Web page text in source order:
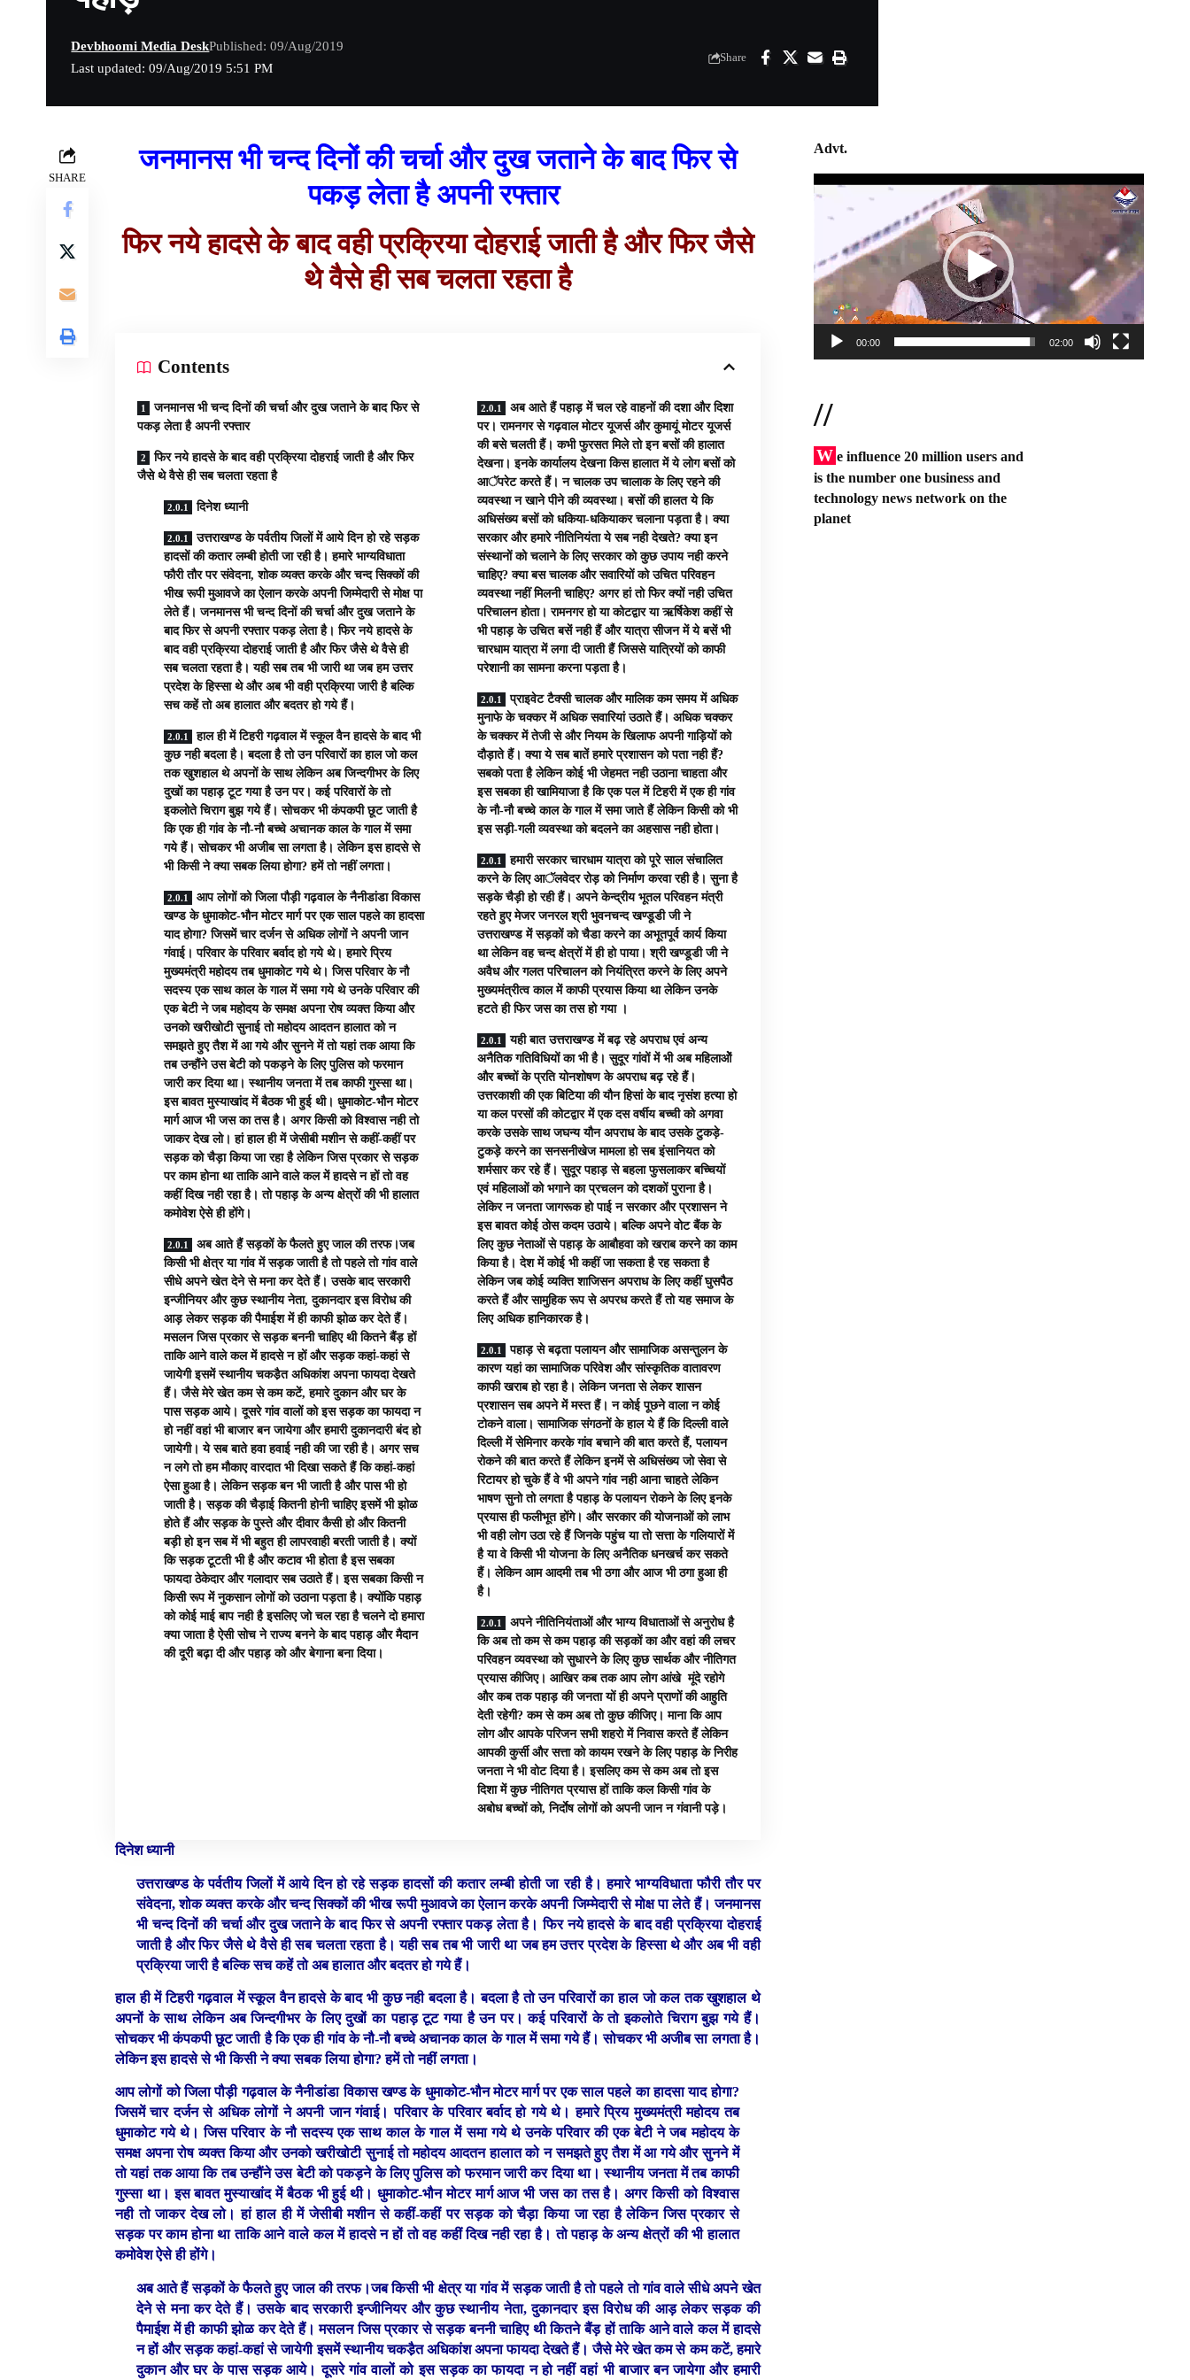
Last updated: 09/Aug/2019 5:51 PM
Devbhoomi Media DeskPublished: 09/Aug/2019
Share
SHARE
जनमानस भी चन्द दिनों की चर्चा और दुख जताने के बाद फिर से
पकड़ लेता हैअपनी रफ्तार
फिर नये हादसे के बाद वही प्रक्रिया दोहराई जाती है और फिर जैसे
थे वैसे ही सब चलता रहता है
Contents
जनमानस भी चन्द दिनों की चर्चा और दुख जताने के बाद फिर से
पकड़ लेता है अपनी रफ्तार
फिर नये हादसे के बाद वही प्रक्रिया दोहराई जाती है और फिर
जैसे थे वैसे ही सब चलता रहता है
दिनेश ध्यानी
उत्तराखण्ड के पर्वतीय जिलों में आये दिन हो रहे सड़क
हादसों की कतार लम्बी होती जा रही है। हमारे भाग्यविधाता
फौरी तौर पर संवेदना, शोक व्यक्त करके और चन्द सिक्कों की
भीख रूपी मुआवजे का ऐलान करके अपनी जिम्मेदारी से मोक्ष पा
लेते हैं। जनमानस भी चन्द दिनों की चर्चा और दुख जताने के
बाद फिर से अपनी रफ्तार पकड़ लेता है। फिर नये हादसे के
बाद वही प्रक्रिया दोहराई जाती है और फिर जैसे थे वैसे ही
सब चलता रहता है। यही सब तब भी जारी था जब हम उत्तर
प्रदेश के हिस्सा थे और अब भी वही प्रक्रिया जारी है बल्कि
सच कहें तो अब हालात और बदतर हो गये हैं।
हाल ही में टिहरी गढ़वाल में स्कूल वैन हादसे के बाद भी
कुछ नही बदला है। बदला है तो उन परिवारों का हाल जो कल
तक खुशहाल थे अपनों के साथ लेकिन अब जिन्दगीभर के लिए
दुखों का पहाड़ टूट गया है उन पर। कई परिवारों के तो
इकलोते चिराग बुझ गये हैं। सोचकर भी कंपकपी छूट जाती है
कि एक ही गांव के नौ-नौ बच्चे अचानक काल के गाल में समा
गये हैं। सोचकर भी अजीब सा लगता है। लेकिन इस हादसे से
भी किसी ने क्या सबक लिया होगा? हमें तो नहीं लगता।
आप लोगों को जिला पौड़ी गढ़वाल के नैनीडांडा विकास
खण्ड के धुमाकोट-भौन मोटर मार्ग पर एक साल पहले का हादसा
याद होगा? जिसमें चार दर्जन से अधिक लोगों ने अपनी जान
गंवाई। परिवार के परिवार बर्वाद हो गये थे। हमारे प्रिय
मुख्यमंत्री महोदय तब धुमाकोट गये थे। जिस परिवार के नौ
सदस्य एक साथ काल के गाल में समा गये थे उनके परिवार की
एक बेटी ने जब महोदय के समक्ष अपना रोष व्यक्त किया और
उनको खरीखोटी सुनाई तो महोदय आदतन हालात को न
समझते हुए तैश में आ गये और सुनने में तो यहां तक आया कि
तब उन्हौंने उस बेटी को पकड़ने के लिए पुलिस को फरमान
जारी कर दिया था। स्थानीय जनता में तब काफी गुस्सा था।
इस बावत मुस्याखांद में बैठक भी हुई थी। धुमाकोट-भौन मोटर
मार्ग आज भी जस का तस है। अगर किसी को विश्वास नही तो
जाकर देख लो। हां हाल ही में जेसीबी मशीन से कहीं-कहीं पर
सड़क को चैड़ा किया जा रहा है लेकिन जिस प्रकार से सड़क
पर काम होना था ताकि आने वाले कल में हादसे न हों तो वह
कहीं दिख नही रहा है। तो पहाड़ के अन्य क्षेत्रों की भी हालात
कमोवेश ऐसे ही होंगे।
अब आते हैं सड़कों के फैलते हुए जाल की तरफ।जब
किसी भी क्षेत्र या गांव में सड़क जाती है तो पहले तो गांव वाले
सीधे अपने खेत देने से मना कर देते हैं। उसके बाद सरकारी
इन्जीनियर और कुछ स्थानीय नेता, दुकानदार इस विरोध की
आड़ लेकर सड़क की पैमाईश में ही काफी झोळ कर देते हैं।
मसलन जिस प्रकार से सड़क बननी चाहिए थी कितने बैंड़ हों
ताकि आने वाले कल में हादसे न हों और सड़क कहां-कहां से
जायेगी इसमें स्थानीय चकडै़त अधिकांश अपना फायदा देखते
हैं। जैसे मेरे खेत कम से कम कटें, हमारे दुकान और घर के
पास सड़क आये। दूसरे गांव वालों को इस सड़क का फायदा न
हो नहीं वहां भी बाजार बन जायेगा और हमारी दुकानदारी बंद हो
जायेगी। ये सब बाते हवा हवाई नही की जा रही है। अगर सच
न लगे तो हम मौकाए वारदात भी दिखा सकते हैं कि कहां-कहां
ऐसा हुआ है। लेकिन सड़क बन भी जाती है और पास भी हो
जाती है। सड़क की चैड़ाई कितनी होनी चाहिए इसमें भी झोळ
होते हैं और सड़क के पुस्ते और दीवार कैसी हो और कितनी
बड़ी हो इन सब में भी बहुत ही लापरवाही बरती जाती है। क्यों
कि सड़क टूटती भी है और कटाव भी होता है इस सबका
फायदा ठेकेदार और गलादार सब उठाते हैं। इस सबका किसी न
किसी रूप में नुकसान लोगों को उठाना पड़ता है। क्योंकि पहाड़
को कोई माई बाप नही है इसलिए जो चल रहा है चलने दो हमारा
क्या जाता है ऐसी सोच ने राज्य बनने के बाद पहाड़ और मैदान
की दूरी बढ़ा दी और पहाड़ को और बेगाना बना दिया।
अब आते हैं पहाड़ में चल रहे वाहनों की दशा और दिशा
पर। रामनगर से गढ़वाल मोटर यूजर्स और कुमायूं मोटर यूजर्स
की बसे चलती हैं। कभी फुरसत मिले तो इन बसों की हालात
देखना। इनके कार्यालय देखना किस हालात में ये लोग बसों को
आॅपरेट करते हैं। न चालक उप चालाक के लिए रहने की
व्यवस्था न खाने पीने की व्यवस्था। बसों की हालत ये कि
अधिसंख्य बसों को धकिया-धकियाकर चलाना पड़ता है। क्या
सरकार और हमारे नीतिनियंता ये सब नही देखते? क्या इन
संस्थानों को चलाने के लिए सरकार को कुछ उपाय नही करने
चाहिए? क्या बस चालक और सवारियों को उचित परिवहन
व्यवस्था नहीं मिलनी चाहिए? अगर हां तो फिर क्यों नही उचित
परिचालन होता। रामनगर हो या कोटद्वार या ऋर्षिकेश कहीं से
भी पहाड़ के उचित बसें नही हैं और यात्रा सीजन में ये बसें भी
चारधाम यात्रा में लगा दी जाती हैं जिससे यात्रियों को काफी
परेशानी का सामना करना पड़ता है।
प्राइवेट टैक्सी चालक और मालिक कम समय में अधिक
मुनाफे के चक्कर में अधिक सवारियां उठाते हैं। अधिक चक्कर
के चक्कर में तेजी से और नियम के खिलाफ अपनी गाड़ियों को
दौड़ाते हैं। क्या ये सब बातें हमारे प्रशासन को पता नही हैं?
सबको पता है लेकिन कोई भी जेहमत नही उठाना चाहता और
इस सबका ही खामियाजा है कि एक पल में टिहरी में एक ही गांव
के नौ-नौ बच्चे काल के गाल में समा जाते हैं लेकिन किसी को भी
इस सड़ी-गली व्यवस्था को बदलने का अहसास नही होता।
हमारी सरकार चारधाम यात्रा को पूरे साल संचालित
करने के लिए आॅलवेदर रोड़ को निर्माण करवा रही है। सुना है
सड़के चैड़ी हो रही हैं। अपने केन्द्रीय भूतल परिवहन मंत्री
रहते हुए मेजर जनरल श्री भुवनचन्द खण्डूडी जी ने
उत्तराखण्ड में सड़कों को चैडा करने का अभूतपूर्व कार्य किया
था लेकिन वह चन्द क्षेत्रों में ही हो पाया। श्री खण्डूडी जी ने
अवैध और गलत परिचालन को नियंत्रित करने के लिए अपने
मुख्यमंत्रीत्व काल में काफी प्रयास किया था लेकिन उनके
हटते ही फिर जस का तस हो गया ।
यही बात उत्तराखण्ड में बढ़ रहे अपराध एवं अन्य
अनैतिक गतिविधियों का भी है। सुदूर गांवों में भी अब महिलाओें
और बच्चों के प्रति योनशोषण के अपराध बढ़ रहे हैं।
उत्तरकाशी की एक बिटिया की यौन हिसां के बाद नृसंश हत्या हो
या कल परसों की कोटद्वार में एक दस वर्षीय बच्ची को अगवा
करके उसके साथ जघन्य यौन अपराध के बाद उसके टुकड़े-
टुकड़े करने का सनसनीखेज मामला हो सब इंसानियत को
शर्मसार कर रहे हैं। सुदूर पहाड़ से बहला फुसलाकर बच्चियों
एवं महिलाओं को भगाने का प्रचलन को दशकों पुराना है।
लेकिर न जनता जागरूक हो पाई न सरकार और प्रशासन ने
इस बावत कोई ठोस कदम उठाये। बल्कि अपने वोट बैंक के
लिए कुछ नेताओं से पहाड़ के आबौहवा को खराब करने का काम
किया है। देश में कोई भी कहीं जा सकता है रह सकता है
लेकिन जब कोई व्यक्ति शाजिसन अपराध के लिए कहीं घुसपैठ
करते हैं और सामुहिक रूप से अपरध करते हैं तो यह समाज के
लिए अधिक हानिकारक है।
पहाड़ से बढ़ता पलायन और सामाजिक असन्तुलन के
कारण यहां का सामाजिक परिवेश और सांस्कृतिक वातावरण
काफी खराब हो रहा है। लेकिन जनता से लेकर शासन
प्रशासन सब अपने में मस्त हैं। न कोई पूछने वाला न कोई
टोकने वाला। सामाजिक संगठनों के हाल ये हैं कि दिल्ली वाले
दिल्ली में सेमिनार करके गांव बचाने की बात करते हैं, पलायन
रोकने की बात करते हैं लेकिन इनमें से अधिसंख्य जो सेवा से
रिटायर हो चुके हैं वे भी अपने गांव नही आना चाहते लेकिन
भाषण सुनो तो लगता है पहाड़ के पलायन रोकने के लिए इनके
प्रयास ही फलीभूत होंगे। और सरकार की योजनाओं को लाभ
भी वही लोग उठा रहे हैं जिनके पहुंच या तो सत्ता के गलियारों में
है या वे किसी भी योजना के लिए अनैतिक धनखर्च कर सकते
हैं। लेकिन आम आदमी तब भी ठगा और आज भी ठगा हुआ ही
है।
अपने नीतिनियंताओं और भाग्य विधाताओं से अनुरोध है
कि अब तो कम से कम पहाड़ की सड़कों का और वहां की लचर
परिवहन व्यवस्था को सुधारने के लिए कुछ सार्थक और नीतिगत
प्रयास कीजिए। आखिर कब तक आप लोग आंखे मूंदे रहोगे
और कब तक पहाड़ की जनता यों ही अपने प्राणों की आहुति
देती रहेगी? कम से कम अब तो कुछ कीजिए। माना कि आप
लोग और आपके परिजन सभी शहरो में निवास करते हैं लेकिन
आपकी कुर्सी और सत्ता को कायम रखने के लिए पहाड़ के निरीह
जनता ने भी वोट दिया है। इसलिए कम से कम अब तो इस
दिशा में कुछ नीतिगत प्रयास हों ताकि कल किसी गांव के
अबोध बच्चों को, निर्दाेष लोगों को अपनी जान न गंवानी पड़े।
दिनेश ध्यानी
उत्तराखण्ड के पर्वतीय जिलों में आये दिन हो रहे सड़क हादसों की कतार लम्बी होती जा रही है। हमारे भाग्यविधाता फौरी तौर पर
संवेदना, शोक व्यक्त करके और चन्द सिक्कों की भीख रूपी मुआवजे का ऐलान करके अपनी जिम्मेदारी से मोक्ष पा लेते हैं। जनमानस
भी चन्द दिनों की चर्चा और दुख जताने के बाद फिर से अपनी रफ्तार पकड़ लेता है। फिर नये हादसे के बाद वही प्रक्रिया दोहराई
जाती है और फिर जैसे थे वैसे ही सब चलता रहता है। यही सब तब भी जारी था जब हम उत्तर प्रदेश के हिस्सा थे और अब भी वही
प्रक्रिया जारी है बल्कि सच कहें तो अब हालात और बदतर हो गये हैं।
हाल ही में टिहरी गढ़वाल में स्कूल वैन हादसे के बाद भी कुछ नही बदला है। बदला है तो उन परिवारों का हाल जो कल तक खुशहाल थे
अपनों के साथ लेकिन अब जिन्दगीभर के लिए दुखों का पहाड़ टूट गया है उन पर। कई परिवारों के तो इकलोते चिराग बुझ गये हैं।
सोचकर भी कंपकपी छूट जाती है कि एक ही गांव के नौ-नौ बच्चे अचानक काल के गाल में समा गये हैं। सोचकर भी अजीब सा लगता है।
लेकिन इस हादसे से भी किसी ने क्या सबक लिया होगा? हमें तो नहीं लगता।
आप लोगों को जिला पौड़ी गढ़वाल के नैनीडांडा विकास खण्ड के धुमाकोट-भौन मोटर मार्ग पर एक साल पहले का हादसा याद होगा?
जिसमें चार दर्जन से अधिक लोगों ने अपनी जान गंवाई। परिवार के परिवार बर्वाद हो गये थे। हमारे प्रिय मुख्यमंत्री महोदय तब
धुमाकोट गये थे। जिस परिवार के नौ सदस्य एक साथ काल के गाल में समा गये थे उनके परिवार की एक बेटी ने जब महोदय के
समक्ष अपना रोष व्यक्त किया और उनको खरीखोटी सुनाई तो महोदय आदतन हालात को न समझते हुए तैश में आ गये और सुनने में
तो यहां तक आया कि तब उन्हौंने उस बेटी को पकड़ने के लिए पुलिस को फरमान जारी कर दिया था। स्थानीय जनता में तब काफी
गुस्सा था। इस बावत मुस्याखांद में बैठक भी हुई थी। धुमाकोट-भौन मोटर मार्ग आज भी जस का तस है। अगर किसी को विश्वास
नही तो जाकर देख लो। हां हाल ही में जेसीबी मशीन से कहीं-कहीं पर सड़क को चैड़ा किया जा रहा है लेकिन जिस प्रकार से
सड़क पर काम होना था ताकि आने वाले कल में हादसे न हों तो वह कहीं दिख नही रहा है। तो पहाड़ के अन्य क्षेत्रों की भी हालात
कमोवेश ऐसे ही होंगे।
अब आते हैं सड़कों के फैलते हुए जाल की तरफ।जब किसी भी क्षेत्र या गांव में सड़क जाती है तो पहले तो गांव वाले सीधे अपने खेत
देने से मना कर देते हैं। उसके बाद सरकारी इन्जीनियर और कुछ स्थानीय नेता, दुकानदार इस विरोध की आड़ लेकर सड़क की
पैमाईश में ही काफी झोळ कर देते हैं। मसलन जिस प्रकार से सड़क बननी चाहिए थी कितने बैंड़ हों ताकि आने वाले कल में हादसे
न हों और सड़क कहां-कहां से जायेगी इसमें स्थानीय चकडै़त अधिकांश अपना फायदा देखते हैं। जैसे मेरे खेत कम से कम कटें, हमारे
दुकान और घर के पास सड़क आये। दूसरे गांव वालों को इस सड़क का फायदा न हो नहीं वहां भी बाजार बन जायेगा और हमारी
Advt.
Video
00:00 02:00
//
W e influence 20 million users and
is the number one business and
technology news network on the
planet